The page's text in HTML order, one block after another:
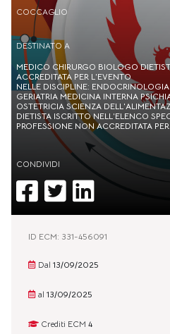
COCCAGLIO
DESTINATO A
MEDICO CHIRURGO BIOLOGO
ACCREDITATA PER L’EVENTO
NELLE DISCIPLINE:
GERIATRIA MEDICINA INTERNA
OSTETRICIA SCIENZA
DIETISTA ISCRITTO NELL’ELENCO
PROFESSIONE NON ACCREDITATA
CONDIVIDI
ID ECM: 331-456091
Dal 13/09/2025
al 13/09/2025
Crediti ECM 4